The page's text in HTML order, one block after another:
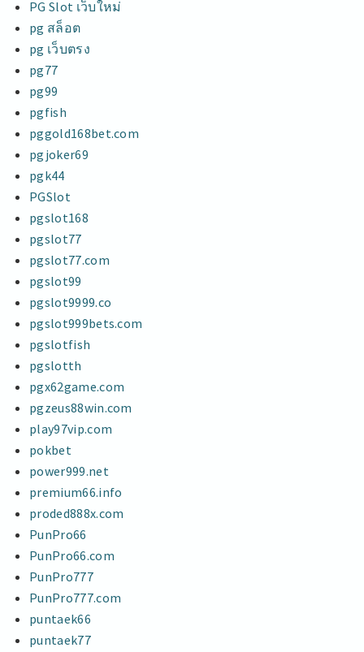
PG Slot เว็บใหม่
pg สล็อต
pg เว็บตรง
pg77
pg99
pgfish
pggold168bet.com
pgjoker69
pgk44
PGSlot
pgslot168
pgslot77
pgslot77.com
pgslot99
pgslot9999.co
pgslot999bets.com
pgslotfish
pgslotth
pgx62game.com
pgzeus88win.com
play97vip.com
pokbet
power999.net
premium66.info
proded888x.com
PunPro66
PunPro66.com
PunPro777
PunPro777.com
puntaek66
puntaek77